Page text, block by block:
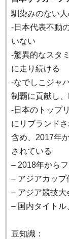
馴染みのない
-日本代表不動
いない
-驚異的なスタ
に走り続ける
-なでしこジャ
制覇に貢献し
-日本のトップ
にリブランド
含め、2017年
されている
– 2018年から
– アジアカップ
– アジア競技大
– 国内タイト
豆知識：